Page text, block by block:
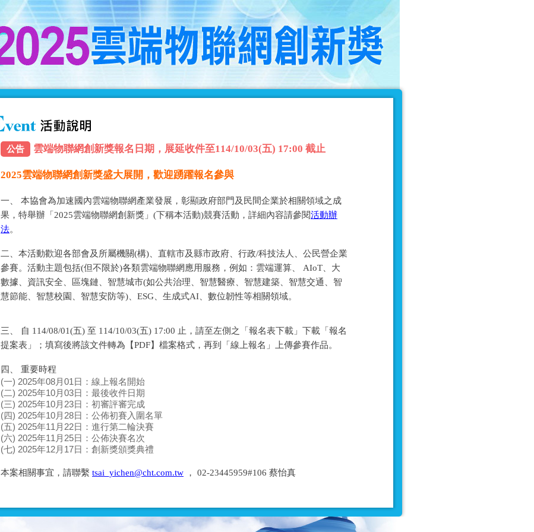
公告 雲端物聯網創新獎報名日期，展延收件至114/10/03(五) 17:00 截止
2025雲端物聯網創新獎盛大展開，歡迎踴躍報名參與
一、 本協會為加速國內雲端物聯網產業發展，彰顯政府部門及民間企業於相關領域之成
果，特舉辦「2025雲端物聯網創新獎」(下稱本活動)競賽活動，詳細內容請參閱活動辦
法。
二、本活動歡迎各部會及所屬機關(構)、直轄市及縣市政府、行政/科技法人、公民營企業
參賽。活動主題包括(但不限於)各類雲端物聯網應用服務，例如：雲端運算、 AIoT、大
數據、資訊安全、區塊鏈、智慧城市(如公共治理、智慧醫療、智慧建築、智慧交通、智
慧節能、智慧校園、智慧安防等)、ESG、生成式AI、數位韌性等相關領域。
三、 自 114/08/01(五) 至 114/10/03(五) 17:00 止，請至左側之「報名表下載」下載「報名
提案表」；填寫後將該文件轉為【PDF】檔案格式，再到「線上報名」上傳參賽作品。
四、 重要時程
(一) 2025年08月01日：線上報名開始
(二) 2025年10月03日：最後收件日期
(三) 2025年10月23日：初審評審完成
(四) 2025年10月28日：公佈初賽入圍名單
(五) 2025年11月22日：進行第二輪決賽
(六) 2025年11月25日：公佈決賽名次
(七) 2025年12月17日：創新獎頒獎典禮
本案相關事宜，請聯繫 tsai_yichen@cht.com.tw ， 02-23445959#106 蔡怡真